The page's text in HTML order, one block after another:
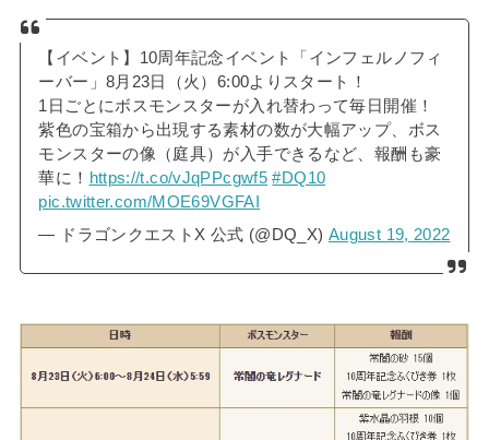
【イベント】10周年記念イベント「インフェルノフィ
ーバー」8月23日（火）6:00よりスタート！
1日ごとにボスモンスターが入れ替わって毎日開催！
紫色の宝箱から出現する素材の数が大幅アップ、ボス
モンスターの像（庭具）が入手できるなど、報酬も豪
華に！ https://t.co/vJqPPcgwf5 #DQ10
pic.twitter.com/MOE69VGFAI
— ドラゴンクエストX 公式 (@DQ_X) August 19, 2022